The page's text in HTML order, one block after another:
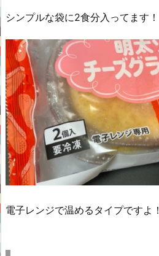
シンプルな袋に2食分入ってます！
電子レンジで温めるタイプですよ！